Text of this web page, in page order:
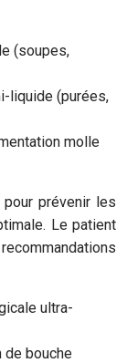
(soupes,
liquide (purées,
molle
pour prévenir les
Le patient
ultra-
de bouche